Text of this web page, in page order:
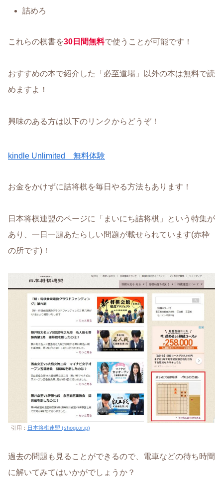
詰めろ
これらの棋書を30日間無料で使うことが可能です！
おすすめの本で紹介した「必至道場」以外の本は無料で読
めますよ！
興味のある方は以下のリンクからどうぞ！
kindle Unlimited 無料体験
お金をかけずに詰将棋を毎日やる方法もあります！
日本将棋連盟のページに「まいにち詰将棋」という特集が
あり、一日一題あたらしい問題が載せられています(赤枠
の所です)！
引用： 日本将棋連盟 (shogi.or.jp)
過去の問題も見ることができるので、電車などの待ち時間
に解いてみてはいかがでしょうか？